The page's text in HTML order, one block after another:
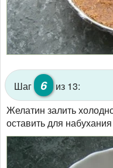
Шаг 6
из 13:
Желатин залить
оставить для